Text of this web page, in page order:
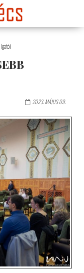
2023. MÁJUS 09.